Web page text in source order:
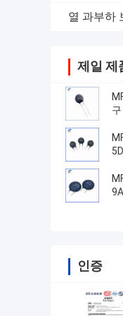
열 과부하
제일 제
인증